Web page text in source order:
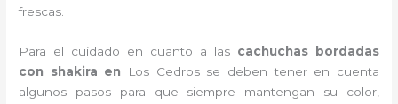
frescas.
Para el cuidado en cuanto a las cachuchas bordadas
con shakira en Los Cedros se deben tener en cuenta
algunos pasos para que siempre mantengan su color,